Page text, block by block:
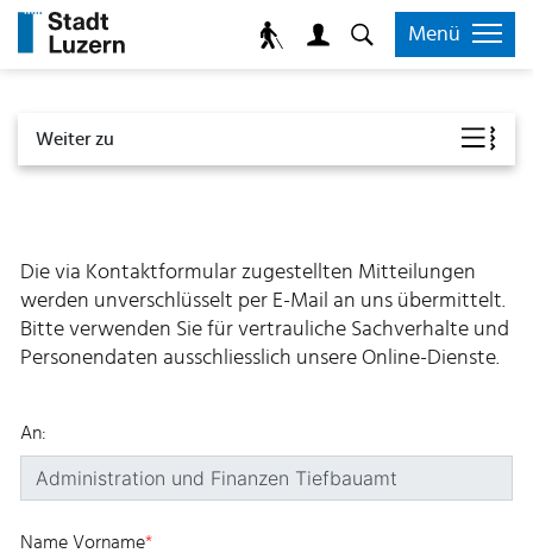
zur Startseite
Direkt zur Hauptnavigation
Direkt zum Inhalt
Direkt zur Suche
Direkt zum Stichwortverzeichnis
Kopfzeile Menü
Kontaktformular
Die via Kontaktformular zugestellten Mitteilungen
werden unverschlüsselt per E-Mail an uns übermittelt.
Bitte verwenden Sie für vertrauliche Sachverhalte und
Personendaten ausschliesslich unsere Online-Dienste.
An:
Name Vorname*
Weiter zu